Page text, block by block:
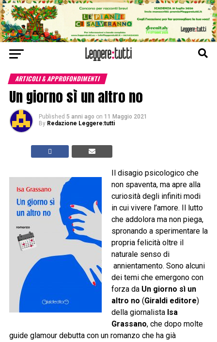
ARTICOLI & APPROFONDIMENTI
Un giorno sì un altro no
Published 5 anni ago on 11 Maggio 2021
By Redazione Leggere:tutti
Il disagio psicologico che
non spaventa, ma apre alla
curiosità degli infiniti modi
in cui vivere l’amore. Il lutto
che addolora ma non piega,
spronando a sperimentare la
propria felicità oltre il
naturale senso di
annientamento. Sono alcuni
dei temi che emergono con
forza da Un giorno sì un
altro no (Giraldi editore)
della giornalista Isa
Grassano, che dopo molte
guide glamour debutta con un romanzo che ha già